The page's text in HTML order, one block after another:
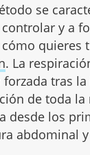
se
y a
quieres
. La
forzada tras
de toda
desde los
abdominal